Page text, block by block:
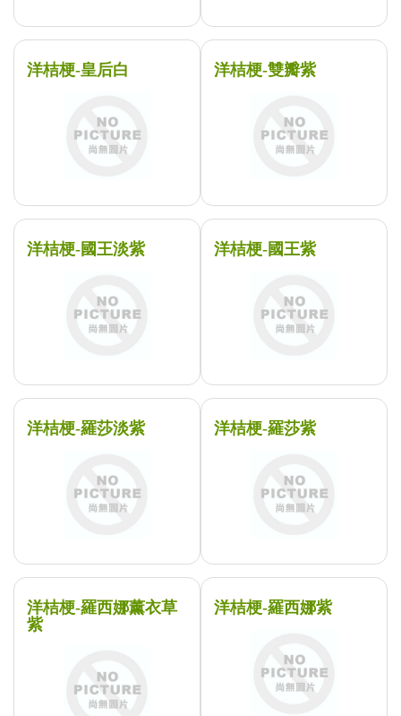
洋桔梗-皇后白 洋桔梗-雙瓣紫
洋桔梗-國王淡紫 洋桔梗-國王紫
洋桔梗-羅莎淡紫 洋桔梗-羅莎紫
洋桔梗-羅西娜薰衣草
紫
洋桔梗-羅西娜紫